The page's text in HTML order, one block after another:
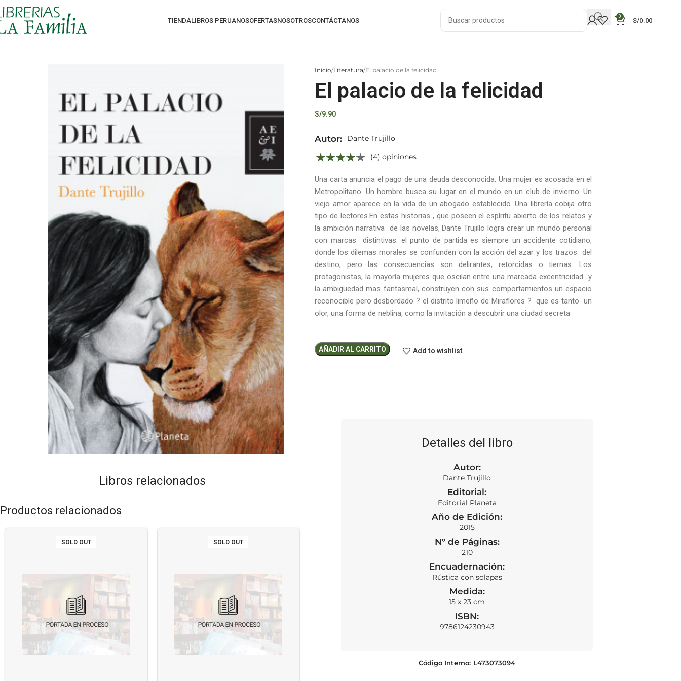
TIENDALIBROS PERUANOSOFERTASNOSOTROSCONTÁCTANOS
0
S/0.00
Inicio Literatura El palacio de la felicidad
El palacio de la felicidad
S/9.90
Autor:
Dante Trujillo
(4) opiniones
Una carta anuncia el pago de una deuda desconocida. Una mujer es acosada en el
Metropolitano. Un hombre busca su lugar en el mundo en un club de invierno. Un
viejo amor aparece en la vida de un abogado establecido. Una librería cobija otro
tipo de lectores.En estas historias , que poseen el espíritu abierto de los relatos y
la ambición narrativa de las novelas, Dante Trujillo logra crear un mundo personal
con marcas distintivas: el punto de partida es siempre un accidente cotidiano,
donde los dilemas morales se confunden con la acción del azar y los trazos del
destino, pero las consecuencias son delirantes, retorcidas o tiernas. Los
protagonistas, la mayoría mujeres que oscilan entre una marcada excentricidad y
la ambigüedad mas fantasmal, construyen con sus comportamientos un espacio
reconocible pero desbordado ? el distrito limeño de Miraflores ? que es tanto un
olor, una forma de neblina, como la invitación a descubrir una ciudad secreta.
AÑADIR AL CARRITO Add to wishlist
Libros relacionados
Productos relacionados
SOLD OUT SOLD OUT
Detalles del libro
Autor:
Dante Trujillo
Editorial:
Editorial Planeta
Año de Edición:
2015
N° de Páginas:
210
Encuadernación:
Rústica con solapas
Medida:
15 x 23 cm
ISBN:
9786124230943
Código Interno: L473073094